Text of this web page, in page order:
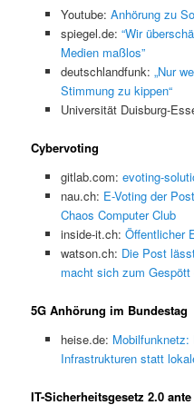
Youtube: Anhörung zu
spiegel.de: “Wir
Medien maßlos”
deutschlandfunk: „Nur
Stimmung zu kippen“
Universität Duisburg-
Cybervoting
gitlab.com: evoting-
nau.ch: E-Voting der
Chaos Computer Club
inside-it.ch: Öffentlicher
watson.ch: Die Post
macht sich zum Gespött
5G Anhörung im Bundestag
heise.de: Mobilfunknetz:
Infrastrukturen statt
IT-Sicherheitsgesetz 2.0